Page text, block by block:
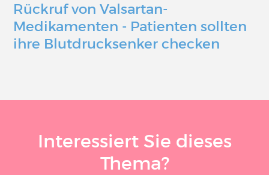
Rückruf von Valsartan-
Medikamenten - Patienten sollten
ihre Blutdrucksenker checken
Interessiert Sie dieses
Thema?